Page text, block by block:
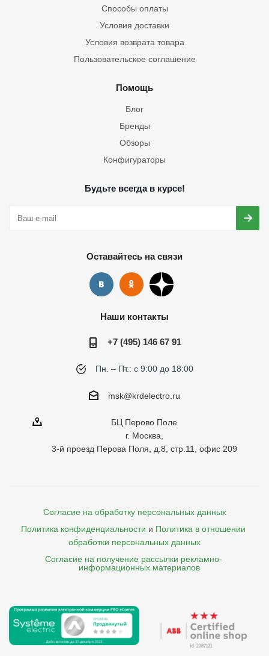
Способы оплаты
Условия доставки
Условия возврата товара
Пользовательское соглашение
Помощь
Блог
Бренды
Обзоры
Конфигураторы
Будьте всегда в курсе!
Оставайтесь на связи
Наши контакты
+7 (495) 146 67 91
Пн. – Пт.: с 9:00 до 18:00
msk@krdelectro.ru
БЦ Перово Поле
г. Москва,
3-й проезд Перова Поля, д.8, стр.11, офис 209
Согласие на обработку персональных данных
Политика конфиденциальности и Политика в отношении
обработки персональных данных
Согласие на получение рассылки рекламно-
    информационных материалов